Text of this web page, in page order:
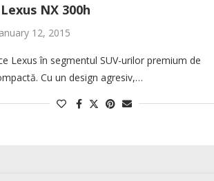
NX 300h
12, 2015
Lexus în segmentul SUV-urilor premium de
Cu un design agresiv,…